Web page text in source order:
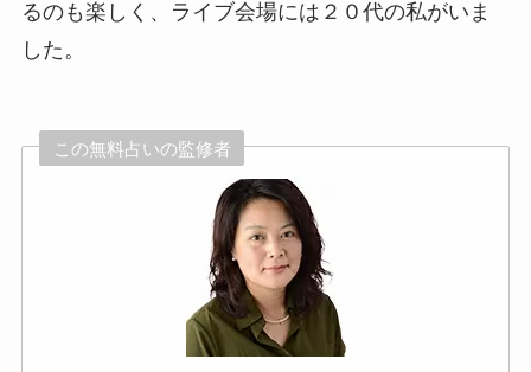
るのも楽しく、ライブ会場には２０代の私がいま
した。
この無料占いの監修者